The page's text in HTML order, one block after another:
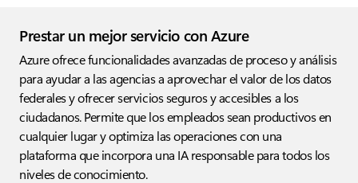
Prestar un mejor servicio con Azure
Azure ofrece funcionalidades avanzadas de proceso y análisis
para ayudar a las agencias a aprovechar el valor de los datos
federales y ofrecer servicios seguros y accesibles a los
ciudadanos. Permite que los empleados sean productivos en
cualquier lugar y optimiza las operaciones con una
plataforma que incorpora una IA responsable para todos los
niveles de conocimiento.